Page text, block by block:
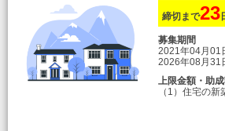
締切まで23
募集期間
2021年04月01
2026年08月31
上限金額・助
（1）住宅の